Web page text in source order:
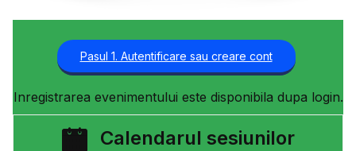
Pasul 1. Autentificare sau creare cont
Inregistrarea evenimentului este disponibila dupa login.
Calendarul sesiunilor